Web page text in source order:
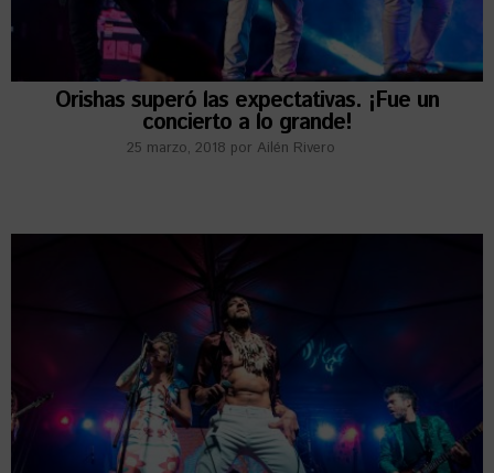
Orishas superó las expectativas. ¡Fue un
concierto a lo grande!
25 marzo, 2018 por Ailén Rivero